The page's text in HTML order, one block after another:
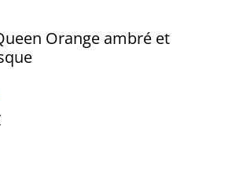
Orange ambré et